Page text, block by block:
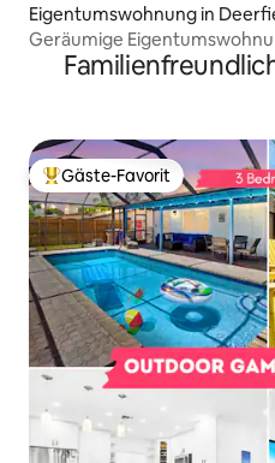
Eigentumswohnung in
Geräumige
Beliebter Gäste-Favorit.
Gäste-Favorit